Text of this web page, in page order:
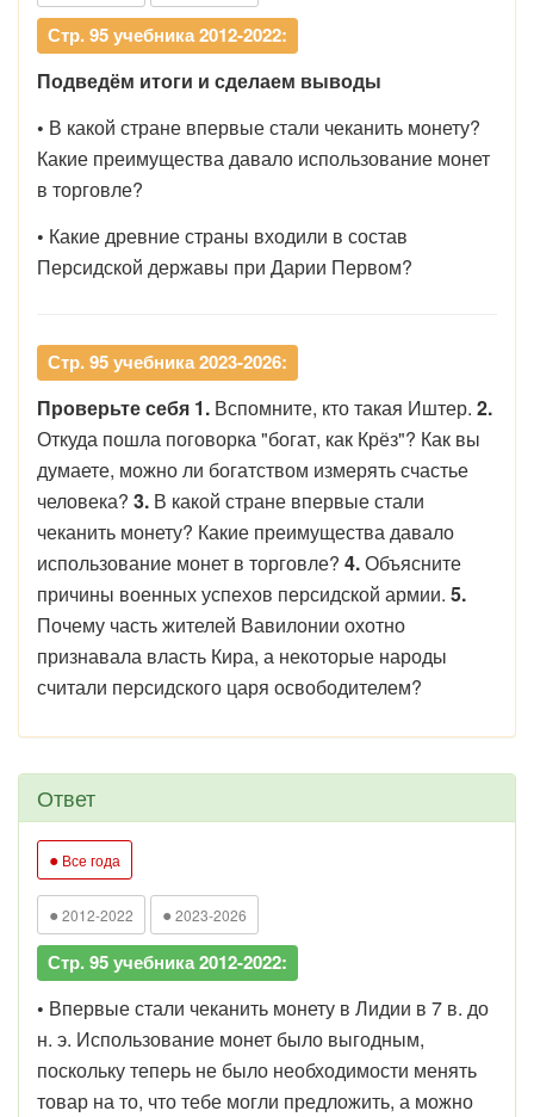
Стр. 95 учебника 2012-2022:
Подведём итоги и сделаем выводы
• В какой стране впервые стали чеканить монету?
Какие преимущества давало использование монет
в торговле?
• Какие древние страны входили в состав
Персидской державы при Дарии Первом?
Стр. 95 учебника 2023-2026:
Проверьте себя 1. Вспомните, кто такая Иштер. 2.
Откуда пошла поговорка "богат, как Крёз"? Как вы
думаете, можно ли богатством измерять счастье
человека? 3. В какой стране впервые стали
чеканить монету? Какие преимущества давало
использование монет в торговле? 4.Объясните
причины военных успехов персидской армии. 5.
Почему часть жителей Вавилонии охотно
признавала власть Кира, а некоторые народы
считали персидского царя освободителем?
Ответ
● Все года
● 2012-2022 ● 2023-2026
Стр. 95 учебника 2012-2022:
• Впервые стали чеканить монету в Лидии в 7 в. до
н. э. Использование монет было выгодным,
поскольку теперь не было необходимости менять
товар на то, что тебе могли предложить, а можно